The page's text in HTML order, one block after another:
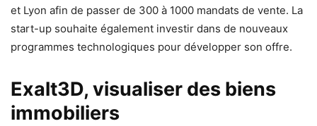
et Lyon afin de passer de 300 à 1000 mandats de vente. La
start-up souhaite également investir dans de nouveaux
programmes technologiques pour développer son offre.
Exalt3D, visualiser des biens
immobiliers